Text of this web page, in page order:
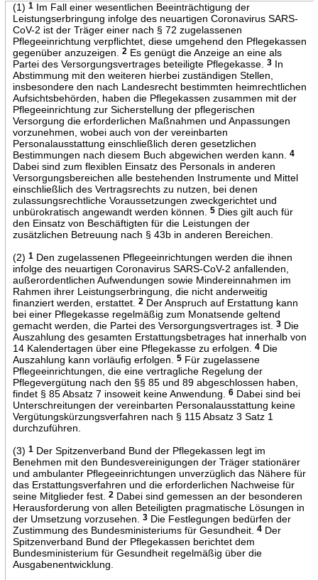
(1) 1Im Fall einer wesentlichen Beeinträchtigung der
Leistungserbringung infolge des neuartigen Coronavirus SARS-
CoV-2 ist der Träger einer nach § 72 zugelassenen
Pflegeeinrichtung verpflichtet, diese umgehend den Pflegekassen
gegenüber anzuzeigen.
2Es genügt die Anzeige an eine als
Partei des Versorgungsvertrages beteiligte Pflegekasse.
3In
Abstimmung mit den weiteren hierbei zuständigen Stellen,
insbesondere den nach Landesrecht bestimmten heimrechtlichen
Aufsichtsbehörden, haben die Pflegekassen zusammen mit der
Pflegeeinrichtung zur Sicherstellung der pflegerischen
Versorgung die erforderlichen Maßnahmen und Anpassungen
vorzunehmen, wobei auch von der vereinbarten
Personalausstattung einschließlich deren gesetzlichen
Bestimmungen nach diesem Buch abgewichen werden kann.
4
Dabei sind zum flexiblen Einsatz des Personals in anderen
Versorgungsbereichen alle bestehenden Instrumente und Mittel
einschließlich des Vertragsrechts zu nutzen, bei denen
zulassungsrechtliche Voraussetzungen zweckgerichtet und
unbürokratisch angewandt werden können.
5Dies gilt auch für
den Einsatz von Beschäftigten für die Leistungen der
zusätzlichen Betreuung nach § 43b in anderen Bereichen.
(2) 1Den zugelassenen Pflegeeinrichtungen werden die ihnen
infolge des neuartigen Coronavirus SARS-CoV-2 anfallenden,
außerordentlichen Aufwendungen sowie Mindereinnahmen im
Rahmen ihrer Leistungserbringung, die nicht anderweitig
finanziert werden, erstattet.
2Der Anspruch auf Erstattung kann
bei einer Pflegekasse regelmäßig zum Monatsende geltend
gemacht werden, die Partei des Versorgungsvertrages ist.
3Die
Auszahlung des gesamten Erstattungsbetrages hat innerhalb von
14 Kalendertagen über eine Pflegekasse zu erfolgen.
4Die
Auszahlung kann vorläufig erfolgen.
5Für zugelassene
Pflegeeinrichtungen, die eine vertragliche Regelung der
Pflegevergütung nach den §§ 85 und 89 abgeschlossen haben,
findet § 85 Absatz 7 insoweit keine Anwendung.
6Dabei sind bei
Unterschreitungen der vereinbarten Personalausstattung keine
Vergütungskürzungsverfahren nach § 115 Absatz 3 Satz 1
durchzuführen.
(3) 1Der Spitzenverband Bund der Pflegekassen legt im
Benehmen mit den Bundesvereinigungen der Träger stationärer
und ambulanter Pflegeeinrichtungen unverzüglich das Nähere für
das Erstattungsverfahren und die erforderlichen Nachweise für
seine Mitglieder fest.
2Dabei sind gemessen an der besonderen
Herausforderung von allen Beteiligten pragmatische Lösungen in
der Umsetzung vorzusehen.
3Die Festlegungen bedürfen der
Zustimmung des Bundesministeriums für Gesundheit.
4Der
Spitzenverband Bund der Pflegekassen berichtet dem
Bundesministerium für Gesundheit regelmäßig über die
Ausgabenentwicklung.